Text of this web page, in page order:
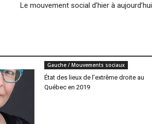
Le mouvement social d’hier à aujourd’hui
Gauche / Mouvements sociaux
État des lieux de l’extrême droite au
Québec en 2019